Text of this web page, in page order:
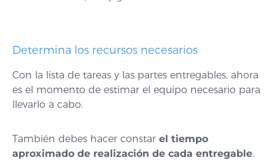
Determina los recursos necesarios
Con la lista de tareas y las partes entregables, ahora
es el momento de estimar el equipo necesario para
llevarlo a cabo.
También debes hacer constar el tiempo
aproximado de realización de cada entregable.